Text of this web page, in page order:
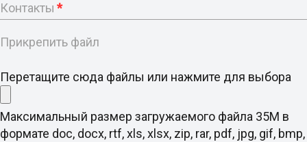
Контакты *
Прикрепить файл
Перетащите сюда файлы или нажмите для выбора
Максимальный размер загружаемого файла 35M в
формате doc, docx, rtf, xls, xlsx, zip, rar, pdf, jpg, gif, bmp,